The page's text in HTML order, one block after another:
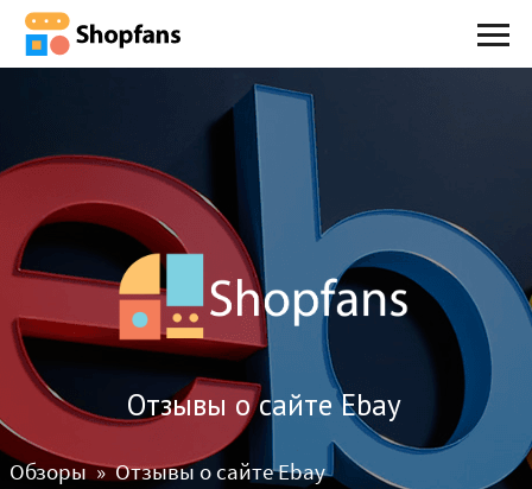
Отзывы о сайте Ebay
Обзоры Отзывы о сайте Ebay